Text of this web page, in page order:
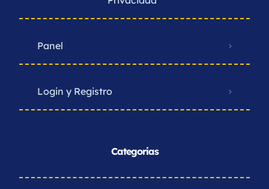
Panel
Login y Registro
Categorias